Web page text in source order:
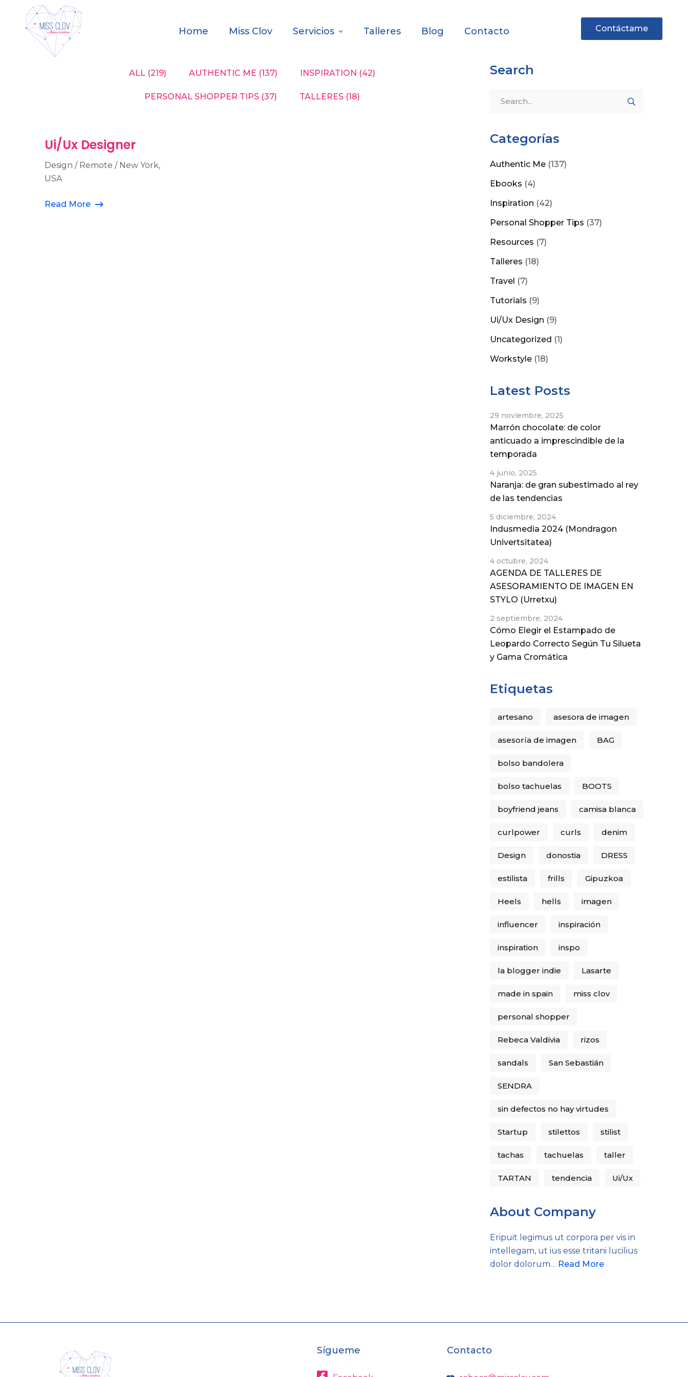
Home Miss Clov Servicios Talleres Blog Contacto Contáctame
ALL (219) AUTHENTIC ME (137) INSPIRATION (42)
PERSONAL SHOPPER TIPS (37) TALLERES (18)
Ui/Ux Designer
Design / Remote / New York,
USA
Read More
Search
Categorías
Authentic Me (137)
Ebooks (4)
Inspiration (42)
Personal Shopper Tips (37)
Resources (7)
Talleres (18)
Travel (7)
Tutorials (9)
Ui/Ux Design (9)
Uncategorized (1)
Workstyle (18)
Latest Posts
Marrón chocolate: de color
anticuado a imprescindible de la
temporada
29 noviembre, 2025
Naranja: de gran subestimado al rey
de las tendencias
4 junio, 2025
Indusmedia 2024 (Mondragon
Univertsitatea)
5 diciembre, 2024
AGENDA DE TALLERES DE
ASESORAMIENTO DE IMAGEN EN
STYLO (Urretxu)
4 octubre, 2024
Cómo Elegir el Estampado de
Leopardo Correcto Según Tu Silueta
y Gama Cromática
2 septiembre, 2024
Etiquetas
artesano asesora de imagen
asesoría de imagen BAG
bolso bandolera
bolso tachuelas BOOTS
boyfriend jeans camisa blanca
curlpower curls denim
Design donostia DRESS
estilista frills Gipuzkoa
Heels hells imagen
influencer inspiración
inspiration inspo
la blogger indie Lasarte
made in spain miss clov
personal shopper
Rebeca Valdivia rizos
sandals San Sebastián
SENDRA
sin defectos no hay virtudes
Startup stilettos stilist
tachas tachuelas taller
TARTAN tendencia Ui/Ux
About Company
Eripuit legimus ut corpora per vis in
intellegam, ut ius esse tritani lucilius
dolor dolorum… Read More
Sígueme Contacto